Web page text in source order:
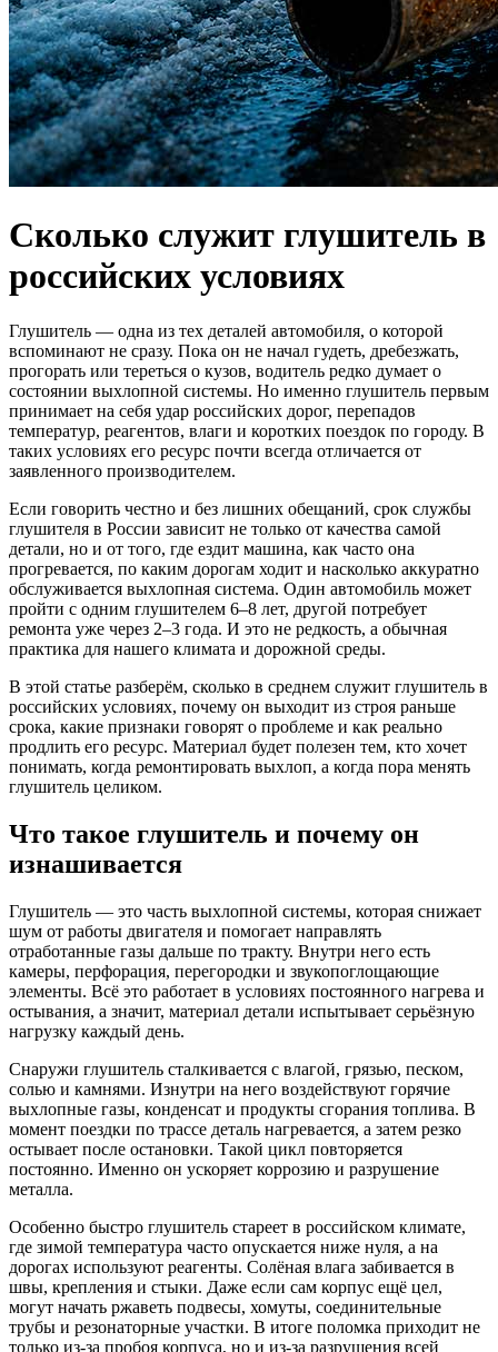
Сколько служит глушитель в
российских условиях
Глушитель — одна из тех деталей автомобиля, о которой
вспоминают не сразу. Пока он не начал гудеть, дребезжать,
прогорать или тереться о кузов, водитель редко думает о
состоянии выхлопной системы. Но именно глушитель первым
принимает на себя удар российских дорог, перепадов
температур, реагентов, влаги и коротких поездок по городу. В
таких условиях его ресурс почти всегда отличается от
заявленного производителем.
Если говорить честно и без лишних обещаний, срок службы
глушителя в России зависит не только от качества самой
детали, но и от того, где ездит машина, как часто она
прогревается, по каким дорогам ходит и насколько аккуратно
обслуживается выхлопная система. Один автомобиль может
пройти с одним глушителем 6–8 лет, другой потребует
ремонта уже через 2–3 года. И это не редкость, а обычная
практика для нашего климата и дорожной среды.
В этой статье разберём, сколько в среднем служит глушитель в
российских условиях, почему он выходит из строя раньше
срока, какие признаки говорят о проблеме и как реально
продлить его ресурс. Материал будет полезен тем, кто хочет
понимать, когда ремонтировать выхлоп, а когда пора менять
глушитель целиком.
Что такое глушитель и почему он
изнашивается
Глушитель — это часть выхлопной системы, которая снижает
шум от работы двигателя и помогает направлять
отработанные газы дальше по тракту. Внутри него есть
камеры, перфорация, перегородки и звукопоглощающие
элементы. Всё это работает в условиях постоянного нагрева и
остывания, а значит, материал детали испытывает серьёзную
нагрузку каждый день.
Снаружи глушитель сталкивается с влагой, грязью, песком,
солью и камнями. Изнутри на него воздействуют горячие
выхлопные газы, конденсат и продукты сгорания топлива. В
момент поездки по трассе деталь нагревается, а затем резко
остывает после остановки. Такой цикл повторяется
постоянно. Именно он ускоряет коррозию и разрушение
металла.
Особенно быстро глушитель стареет в российском климате,
где зимой температура часто опускается ниже нуля, а на
дорогах используют реагенты. Солёная влага забивается в
швы, крепления и стыки. Даже если сам корпус ещё цел,
могут начать ржаветь подвесы, хомуты, соединительные
трубы и резонаторные участки. В итоге поломка приходит не
только из-за пробоя корпуса, но и из-за разрушения всей